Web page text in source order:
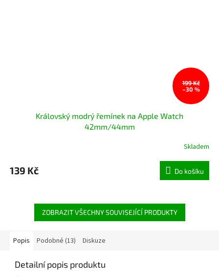
199 Kč
–30 %
Královský modrý řemínek na Apple Watch
42mm/44mm
produktu
je
Skladem
139 Kč Do košíku
ZOBRAZIT VŠECHNY SOUVISEJÍCÍ PRODUKTY
Popis Podobné (13) Diskuze
Detailní popis produktu